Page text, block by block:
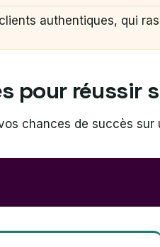
authentiques, qui
pour réussir
chances de succès